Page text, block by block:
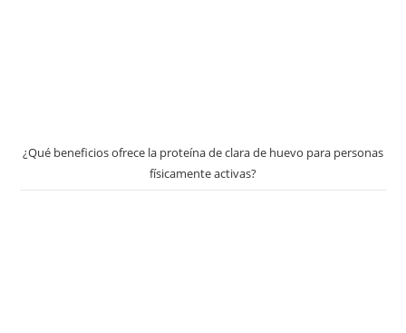
¿Qué beneficios ofrece la proteína de clara de huevo para personas
físicamente activas?